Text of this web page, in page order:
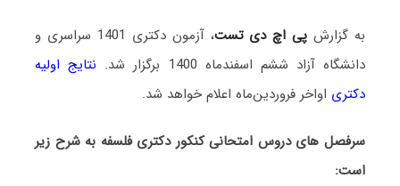
به گزارشپی اچ دی تست
، آزمون دکتری 1401 سراسری و
دانشگاه آزاد ششم اسفندماه 1400 برگزار شد.
نتایج اولیه
دکتری اواخر فروردین‌ماه اعلام خواهد شد.
سرفصل های دروس امتحانی کنکور دکتری فلسفه به شرح زیر
است: